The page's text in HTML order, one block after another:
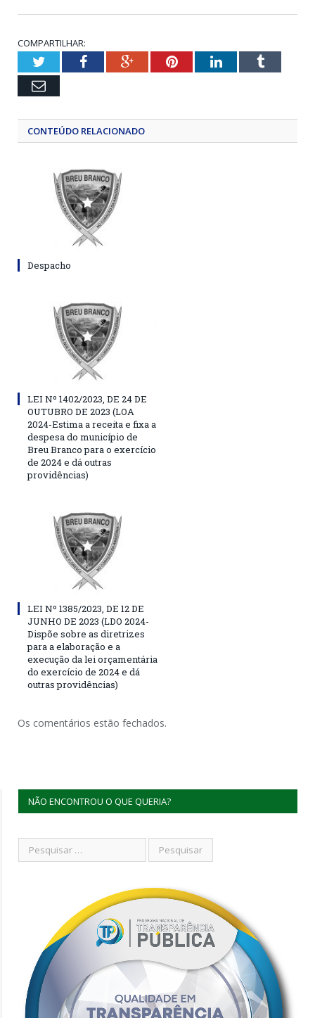
COMPARTILHAR:
TwitterFacebookGoogle+PinterestLinkedInTumblr
Email
CONTEÚDO RELACIONADO
Despacho
LEI Nº 1402/2023, DE 24 DE
OUTUBRO DE 2023 (LOA
2024-Estima a receita e fixa a
despesa do município de
Breu Branco para o exercício
de 2024 e dá outras
providências)
LEI Nº 1385/2023, DE 12 DE
JUNHO DE 2023 (LDO 2024-
Dispõe sobre as diretrizes
para a elaboração e a
execução da lei orçamentária
do exercício de 2024 e dá
outras providências)
Os comentários estão fechados.
NÃO ENCONTROU O QUE QUERIA?